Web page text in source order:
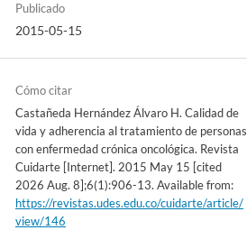
Publicado
2015-05-15
Cómo citar
Castañeda Hernández Álvaro H. Calidad de
vida y adherencia al tratamiento de personas
con enfermedad crónica oncológica. Revista
Cuidarte [Internet]. 2015 May 15 [cited
2026 Aug. 8];6(1):906-13. Available from:
https://revistas.udes.edu.co/cuidarte/article/
view/146